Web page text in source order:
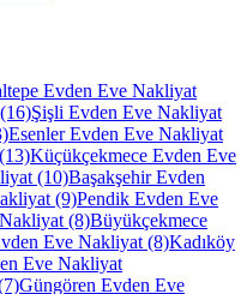
Evden Eve Nakliyat
(16)Şişli Evden Eve Nakliyat
Esenler Evden Eve Nakliyat
(13)Küçükçekmece Evden Eve
(10)Başakşehir Evden
(9)Pendik Evden Eve
(8)Büyükçekmece
Eve Nakliyat (8)Kadıköy
Eve Nakliyat
Güngören Evden Eve